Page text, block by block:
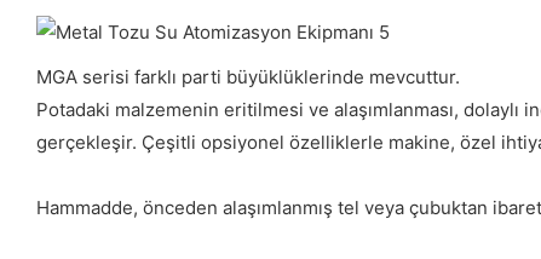
MGA serisi farklı parti büyüklüklerinde mevcuttur.
Potadaki malzemenin eritilmesi ve alaşımlanması,
gerçekleşir. Çeşitli opsiyonel özelliklerle makine, özel
Hammadde, önceden alaşımlanmış tel veya çubuktan